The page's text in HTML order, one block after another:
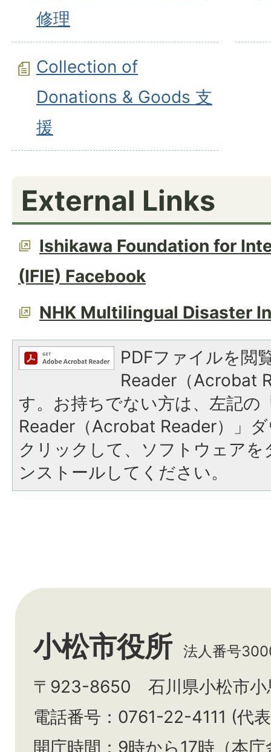
修理
Collection of
Donations & Goods 支
援
External Links
Ishikawa Foundation for
(IFIE) Facebook
NHK Multilingual Disaster
PDFファイルを閲
Reader（Acrobat
す。お持ちでない方は、左記の
Reader（Acrobat Reader）」
クリックして、ソフトウェア
ンストールしてください。
小松市役所 法人番号
〒923-8650 石川県小松市小
電話番号：0761-22-4111 (代
開庁時間：9時から17時（本